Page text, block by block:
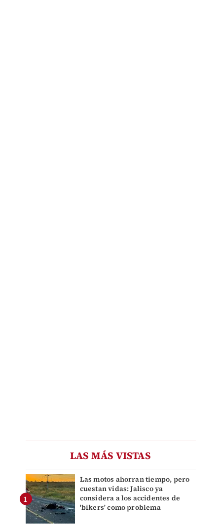
LAS MÁS VISTAS
Las motos ahorran tiempo, pero
cuestan vidas: Jalisco ya
considera a los accidentes de
'bikers' como problema